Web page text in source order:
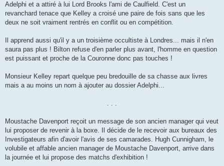
Adelphi et a attiré à lui Lord Brooks l'ami de Caulfield. C'est un
revanchard tenace que Kelley a croisé une paire de fois sans que les
deux ne soit vraiment rentrés en conflit ou en compétition.
Il apprend aussi qu'il y a un troisième occultiste à Londres... mais il n'en
saura pas plus ! Bilton refuse d'en parler plus avant, l'homme en question
est puissant et proche de la Couronne donc pas touches !
Monsieur Kelley repart quelque peu bredouille de sa chasse aux livres
mais a au moins un nom à ajouter au dossier Adelphi...
. . .
Moustache Davenport reçoit un message de son ancien manager qui veut
lui proposer de revenir à la boxe. Il décide de le recevoir aux bureaux des
Investigateurs afin d'avoir l'avis de ses camarades. Hugh Cunnigham, le
volubile et affable ancien manager de Moustache Davenport, arrive dans
la journée et lui propose des matchs d'exhibition !